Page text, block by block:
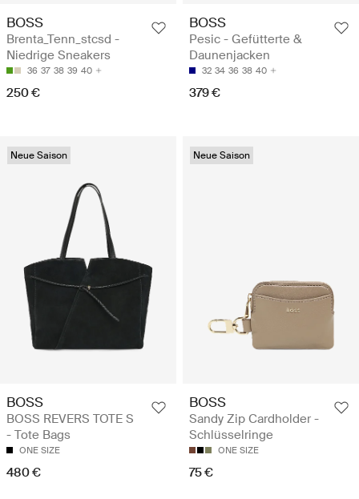
BOSS
Brenta_Tenn_stcsd -
Niedrige Sneakers
36 37 38 39 40
250 €
BOSS
Pesic - Gefütterte &
Daunenjacken
32 34 36 38 40
379 €
Neue Saison
BOSS
BOSS REVERS TOTE S
- Tote Bags
ONE SIZE
480 €
Neue Saison
BOSS
Sandy Zip Cardholder -
Schlüsselringe
ONE SIZE
75 €